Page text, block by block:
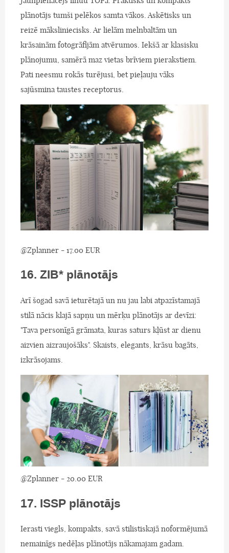
plānotājs tumši pelēkos samta vākos. Askētisks un
reizē māksliniecisks. Ar lielām melnbaltām un
krāsainām fotogrāfijām atvērumos. Iekšā ar klasisku
plānojumu, samērā maz vietas brīviem pierakstiem.
Pati neesmu rokās turējusi, bet pieļauju vāks
sajūsmina taustes receptorus.
@Zplanner - 17.00 EUR
16. ZIB* plānotājs
Arī šogad savā ieturētajā un nu jau labi atpazīstamajā
stilā nācis klajā sapņu un mērķu plānotājs ar devīzi:
"Tava personīgā grāmata, kuras saturs kļūst ar dienu
aizvien aizraujošāks". Skaists, elegants, krāsu bagāts,
izkrāsojams.
@Zplanner - 20.00 EUR
17. ISSP plānotājs
Ierasti viegls, kompakts, savā stilistiskajā noformējumā
nemainīgs nedēļas plānotājs nākamajam gadam.